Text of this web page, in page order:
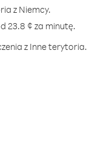
z Niemcy.
23.8 ¢ za minutę.
z Inne terytoria.